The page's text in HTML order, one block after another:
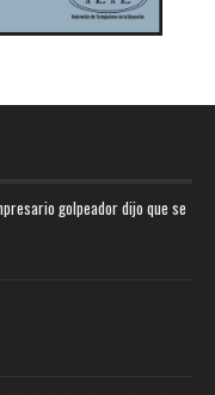
golpeador dijo que se